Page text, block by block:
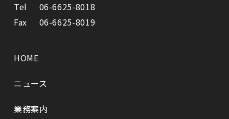
Tel
06-6625-8018
Fax
06-6625-8019
HOME
ニュース
業務案内